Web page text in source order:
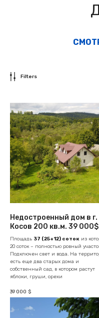
Filters
Недостроенный дом в г.
Косов 200 кв.м. 39 000$
Площадь 37 (25+12) соток из
20 соток – полностью ровный
Подключен свет и вода. На
есть еще два старых дома и
собственный сад, в котором растут
яблоки, груши, орехи
39 000 $